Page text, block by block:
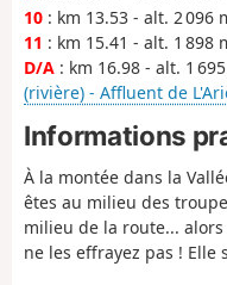
10 : km 13.53 - alt. 2 096
11 : km 15.41 - alt. 1 898
D/A : km 16.98 - alt. 1
(rivière) - Affluent de
Informations
À la montée dans la
êtes au milieu des
milieu de la route...
ne les effrayez pas ! Elle